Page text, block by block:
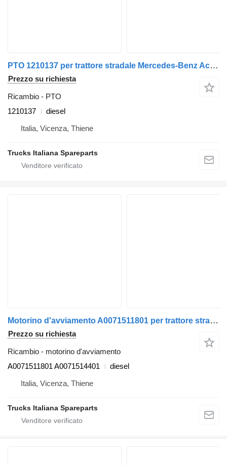
PTO 1210137 per trattore stradale Mercedes-Benz Actros 1997>2003
Prezzo su richiesta
Ricambio - PTO
1210137
diesel
Italia, Vicenza, Thiene
Trucks Italiana Spareparts
Motorino d'avviamento A0071511801 per trattore stradale Mercedes-Benz Actros euro 6 2014>2021
Prezzo su richiesta
Ricambio - motorino d'avviamento
A0071511801 A0071514401
diesel
Italia, Vicenza, Thiene
Trucks Italiana Spareparts